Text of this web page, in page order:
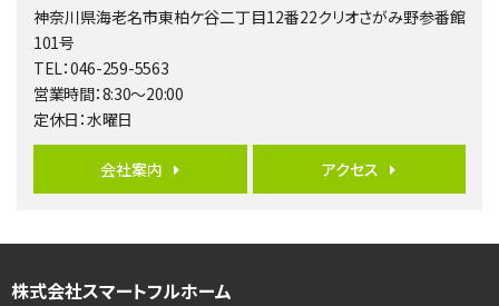
バ19分・ 歩8分
開放感があり日当たり良好な南西・北西角地区画。 …
第6位
4ＬＤＫ
古淵駅
神奈川県海老名市東柏ケ谷二丁目12番22クリオさがみ野参番館
101号
TEL：046-259-5563
営業時間：8:30～20:00
定休日：水曜日
会社案内 アクセス
株式会社スマートフルホーム